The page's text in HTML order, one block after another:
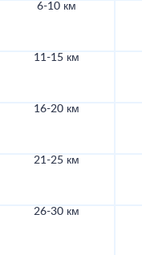
6-10 км
11-15 км
16-20 км
21-25 км
26-30 км